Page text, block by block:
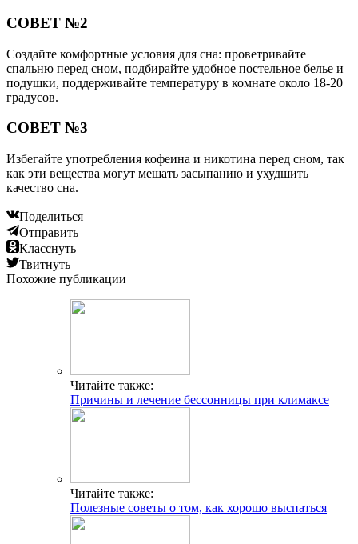
СОВЕТ №2
Создайте комфортные условия для сна: проветривайте
спальню перед сном, подбирайте удобное постельное белье и
подушки, поддерживайте температуру в комнате около 18-20
градусов.
СОВЕТ №3
Избегайте употребления кофеина и никотина перед сном, так
как эти вещества могут мешать засыпанию и ухудшить
качество сна.
Поделиться
Отправить
Класснуть
Твитнуть
Похожие публикации
Читайте также:
Причины и лечение бессонницы при климаксе
Читайте также:
Полезные советы о том, как хорошо выспаться